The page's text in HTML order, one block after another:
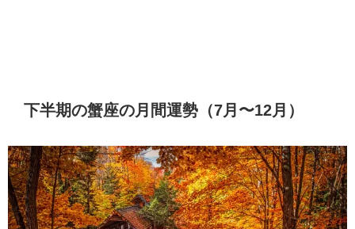
下半期の蟹座の月間運勢（7月〜12月）